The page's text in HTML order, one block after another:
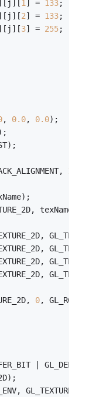
1] = 133;
2] = 133;
3] = 255;
, 0.0, 0.0);
1
texName);
0, GL_RGBA,
|